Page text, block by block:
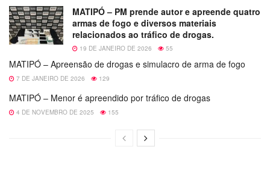
MATIPÓ – PM prende autor e apreende quatro
armas de fogo e diversos materiais
relacionados ao tráfico de drogas.
19 DE JANEIRO DE 2026 55
MATIPÓ – Apreensão de drogas e simulacro de arma de fogo
7 DE JANEIRO DE 2026 129
MATIPÓ – Menor é apreendido por tráfico de drogas
4 DE NOVEMBRO DE 2025 155